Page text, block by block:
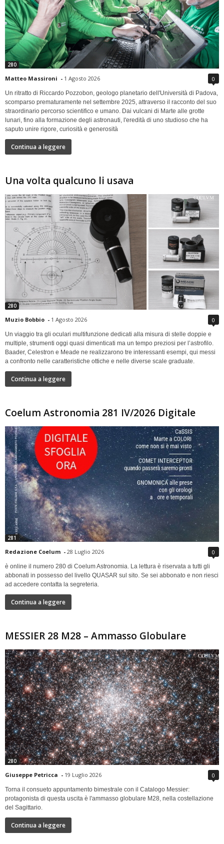
280
Matteo Massironi - 1 Agosto 2026 0
Un ritratto di Riccardo Pozzobon, geologo planetario dell'Università di Padova,
scomparso prematuramente nel settembre 2025, attraverso il racconto del suo
straordinario percorso scientifico e umano. Dai vulcani di Marte alle grotte
lunari, fino alla formazione degli astronauti, l'eredità di uno studioso che ha
saputo unire rigore, curiosità e generosità
Continua a leggere
Una volta qualcuno li usava
280
Muzio Bobbio - 1 Agosto 2026 0
Un viaggio tra gli oculari multifunzione dedicati alla misura di stelle doppie e
multiple, strumenti oggi quasi dimenticati ma un tempo preziosi per l’astrofilo.
Baader, Celestron e Meade ne realizzarono tre interessanti esempi, qui messi
a confronto nelle caratteristiche ottiche e nelle diverse scale graduate.
Continua a leggere
Coelum Astronomia 281 IV/2026 Digitale
281
Redazione Coelum - 28 Luglio 2026 0
è online il numero 280 di Coelum Astronomia. La lettura è riservata a tutti gli
abbonati in possesso del livello QUASAR sul sito. Se sei abbonato e non riesci
ad accedere contatta la segreteria.
Continua a leggere
MESSIER 28 M28 – Ammasso Globulare
280
Giuseppe Petricca - 19 Luglio 2026 0
Torna il consueto appuntamento bimestrale con il Catalogo Messier:
protagonista di questa uscita è l'ammasso globulare M28, nella costellazione
del Sagittario.
Continua a leggere